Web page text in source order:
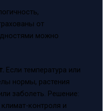
от
можно
Если температура или
нормы, растения
заболеть. Решение:
контроля и